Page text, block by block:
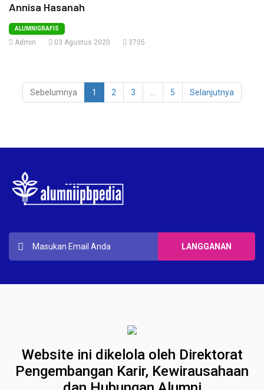
Annisa Hasanah
ALUMNIGRAFIS
Admin 03 Agustus 2020 3705
Sebelumnya 1 2 3 ... 5 Selanjutnya
Website ini dikelola oleh Direktorat
Pengembangan Karir, Kewirausahaan